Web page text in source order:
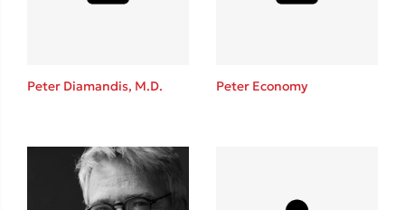
Mel Robbins
Peter Diamandis, M.D. Peter Economy